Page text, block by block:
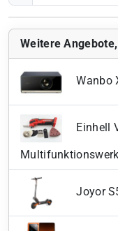
Weitere
Wanbo
Einhell
Joyor